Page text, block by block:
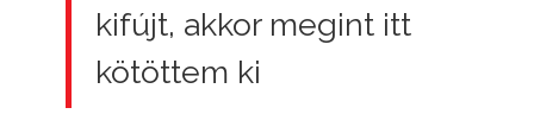
kifújt, akkor megint itt
kötöttem ki